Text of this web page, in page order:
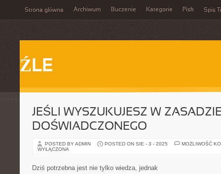
Strona główna Archiwum Buczenie Kategorie Pisk Spis
ŹLE
JEŚLI WYSZUKUJESZ W
DOŚWIADCZONEGO
POSTED BY ADMIN POSTED ON SIE - 3 - 2025
MOŻLIWOŚĆ
WYŁĄCZONA
Dziś potrzebna jest nie tylko wiedza, jednak